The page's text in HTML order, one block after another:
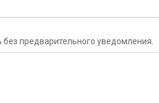
предварительного уведомления.